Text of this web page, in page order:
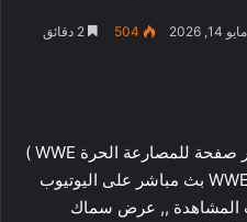
2026
504
تابع صفحتنا على الفيس بوك ( اكبر صفحة للمصارعة الحرة WWE )
لتتمكن من مشاهدة جميع عروض WWE بث مباشر على اليوتيوب
المشاهدة ,, عرض سماك